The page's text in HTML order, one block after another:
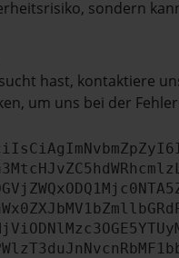
sondern
hast, kontaktiere
um uns bei der